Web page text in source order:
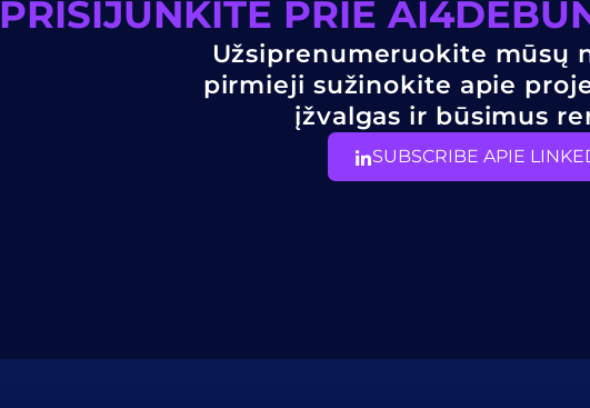
PRISIJUNKITE PRIE
Užsiprenumeruokite mūsų
pirmieji sužinokite apie
įžvalgas ir būsimus
SUBSCRIBE APIE